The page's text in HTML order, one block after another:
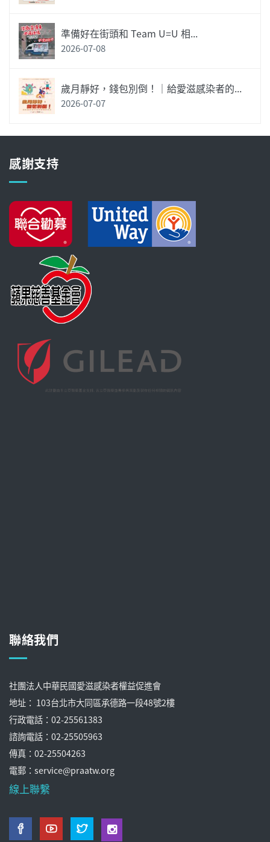
準備好在街頭和 Team U=U 相...
2026-07-08
歲月靜好，錢包別倒！｜給愛滋感染者的...
2026-07-07
感謝支持
聯絡我們
社團法人中華民國愛滋感染者權益促進會
地址： 103台北市大同區承德路一段48號2樓
行政電話：02-25561383
諮詢電話：02-25505963
傳真：02-25504263
電郵：service@praatw.org
線上聯繫